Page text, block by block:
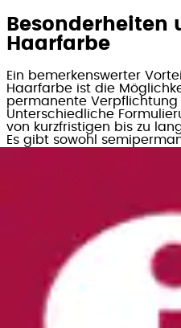
Besonderheiten
Haarfarbe
Ein bemerkenswerter
Haarfarbe ist die
permanente Verpflichtung
Unterschiedliche
von kurzfristigen bis zu
Es gibt sowohl
das Haar nicht nur färben,
Gesundheit unterstützen.
Haarfärbung das
was vielen Menschen eine
Sachen Altersausdruck
Haarfarbe ist die
einen völlig neuen Look
Palette an Farben kann
entdecken. Die